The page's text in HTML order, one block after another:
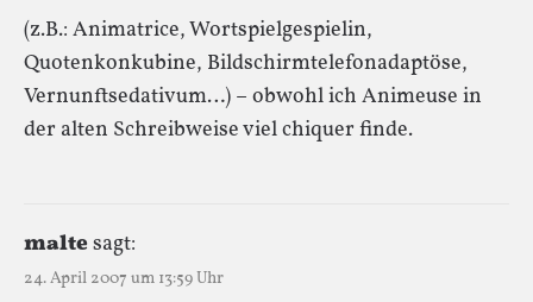
(z.B.: Animatrice, Wortspielgespielin,
Quotenkonkubine, Bildschirmtelefonadaptöse,
Vernunftsedativum…) – obwohl ich Animeuse in
der alten Schreibweise viel chiquer finde.
maltesagt:
24. April 2007 um 13:59 Uhr